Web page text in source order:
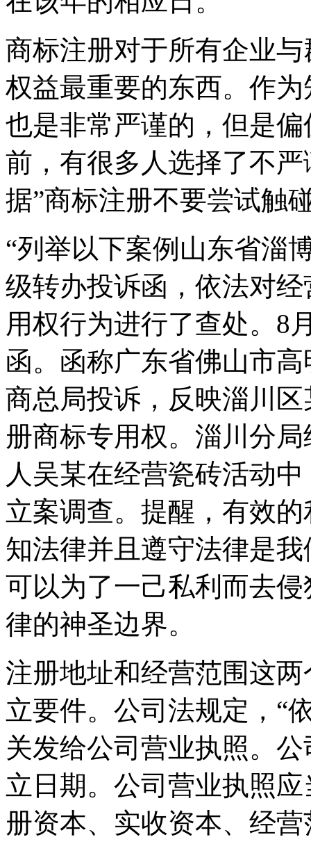
商标注册对于所有企业
权益最重要的东西。作
也是非常严谨的，但是
前，有很多人选择了不
据”商标注册不要尝试触
“列举以下案例山东省淄
级转办投诉函，依法对
用权行为进行了查处。8
函。函称广东省佛山市
商总局投诉，反映淄川
册商标专用权。淄川分
人吴某在经营瓷砖活动
立案调查。提醒，有效
知法律并且遵守法律是
可以为了一己私利而去
律的神圣边界。
注册地址和经营范围这
立要件。公司法规定，“
关发给公司营业执照。
立日期。公司营业执照
册资本、实收资本、经